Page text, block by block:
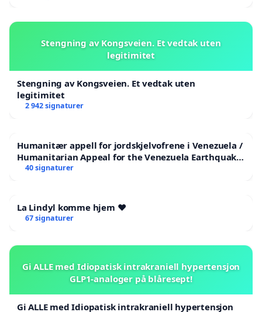
Stengning av Kongsveien. Et vedtak uten
legitimitet
Stengning av Kongsveien. Et vedtak uten
legitimitet
2 942 signaturer
Humanitær appell for jordskjelvofrene i Venezuela /
Humanitarian Appeal for the Venezuela Earthquake
Victims
40 signaturer
La Lindyl komme hjem ❤️
67 signaturer
Gi ALLE med Idiopatisk intrakraniell hypertensjon
GLP1-analoger på blåresept!
Gi ALLE med Idiopatisk intrakraniell hypertensjon